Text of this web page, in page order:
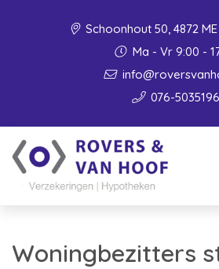
Schoonhout 50, 4872
Ma - Vr 9:00 -
076-5035196
Woningbezitters